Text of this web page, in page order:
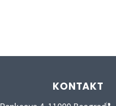
KONTAKT